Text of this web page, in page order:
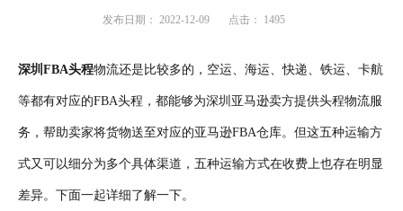
发布日期： 2022-12-09 点击： 1495
深圳FBA头程物流还是比较多的，空运、海运、快递、铁运、卡航
等都有对应的FBA头程，都能够为深圳亚马逊卖方提供头程物流服
务，帮助卖家将货物送至对应的亚马逊FBA仓库。但这五种运输方
式又可以细分为多个具体渠道，五种运输方式在收费上也存在明显
差异。下面一起详细了解一下。